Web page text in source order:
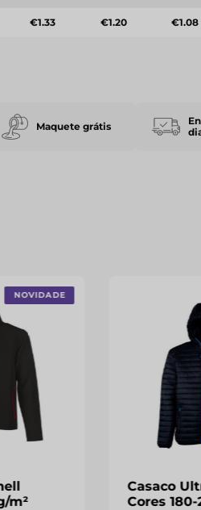
€1.33 €1.20 €1.08
Maquete grátis
NOVIDADE
m²
Casaco
Cores